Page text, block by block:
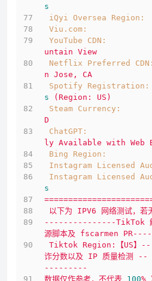
s
iQyi Oversea Region:
Viu.com:
YouTube CDN:
untain View
Netflix Preferred CDN:
n Jose,
CA
Spotify Registration:
s
(Region:
US)
Steam Currency:
D
ChatGPT:
ly Available with Web
Bing Region:
Instagram Licensed
Instagram Licensed
s
以下为
IPV6 网络测试，若
---------------TikTok
源脚本及
fscarmen
Tiktok
Region:【US
诈分数以及
IP 质量检测 --
---------
数据仅作参考，不代表 100%